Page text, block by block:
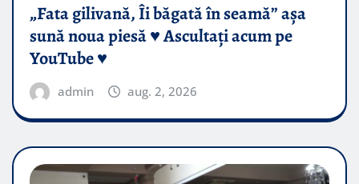
„Fata gilivană, Îi băgată în seamă” așa
sună noua piesă ♥️ Ascultați acum pe
YouTube ♥️
admin aug. 2, 2026